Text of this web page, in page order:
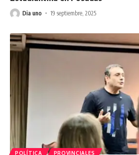
Dia uno 19 septiembre, 2025
POLÍTICA PROVINCIALES